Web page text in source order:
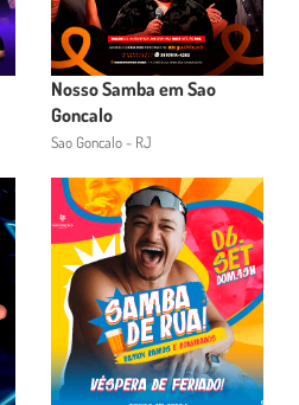
Nosso Samba em Sao
Goncalo
Sao Goncalo - RJ